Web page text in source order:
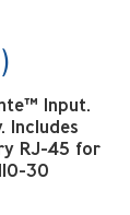
Input.
Includes
RJ-45 for
30